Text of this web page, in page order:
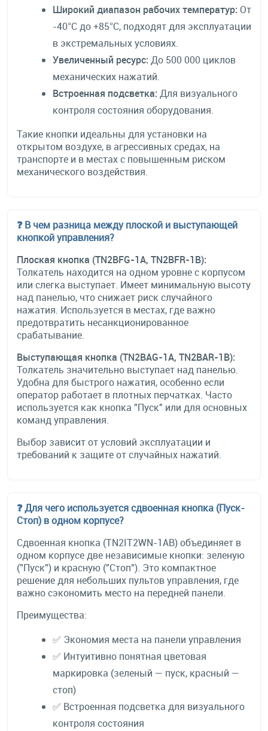
Широкий диапазон рабочих температур: От
-40°C до +85°C, подходят для эксплуатации
в экстремальных условиях.
Увеличенный ресурс: До 500 000 циклов
механических нажатий.
Встроенная подсветка: Для визуального
контроля состояния оборудования.
Такие кнопки идеальны для установки на
открытом воздухе, в агрессивных средах, на
транспорте и в местах с повышенным риском
механического воздействия.
❓ В чем разница между плоской и выступающей
кнопкой управления?
Плоская кнопка (TN2BFG-1A, TN2BFR-1B):
Толкатель находится на одном уровне с корпусом
или слегка выступает. Имеет минимальную высоту
над панелью, что снижает риск случайного
нажатия. Используется в местах, где важно
предотвратить несанкционированное
срабатывание.
Выступающая кнопка (TN2BAG-1A, TN2BAR-1B):
Толкатель значительно выступает над панелью.
Удобна для быстрого нажатия, особенно если
оператор работает в плотных перчатках. Часто
используется как кнопка "Пуск" или для основных
команд управления.
Выбор зависит от условий эксплуатации и
требований к защите от случайных нажатий.
❓ Для чего используется сдвоенная кнопка (Пуск-
Стоп) в одном корпусе?
Сдвоенная кнопка (TN2IT2WN-1AB) объединяет в
одном корпусе две независимые кнопки: зеленую
("Пуск") и красную ("Стоп"). Это компактное
решение для небольших пультов управления, где
важно сэкономить место на передней панели.
Преимущества:
✅ Экономия места на панели управления
✅ Интуитивно понятная цветовая
маркировка (зеленый — пуск, красный —
стоп)
✅ Встроенная подсветка для визуального
контроля состояния